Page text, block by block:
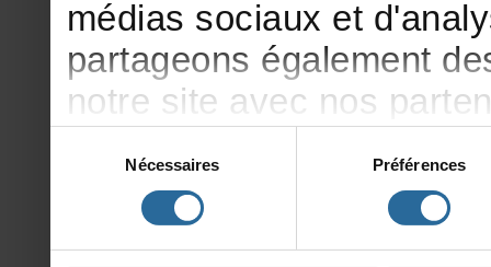
consentement
Nécessaires Préférences